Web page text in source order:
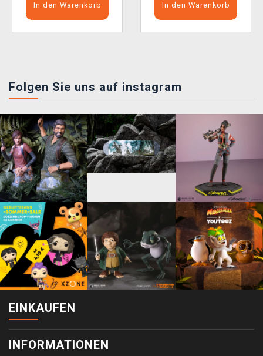
In den Warenkorb In den Warenkorb
Folgen Sie uns auf instagram
EINKAUFEN
INFORMATIONEN